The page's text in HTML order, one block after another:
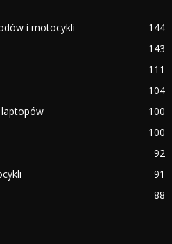
i motocykli
144
143
111
104
100
100
92
91
88